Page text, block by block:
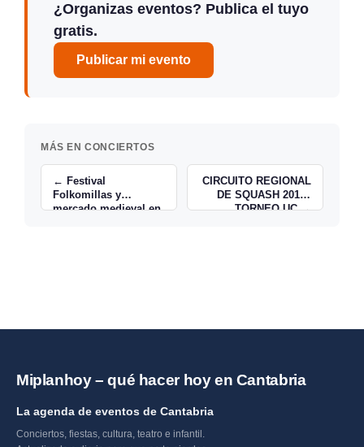
¿Organizas eventos? Publica el tuyo
gratis.
Publicar mi evento
MÁS EN CONCIERTOS
← Festival
Folkomillas y
mercado medieval en
CIRCUITO REGIONAL
DE SQUASH 2015”
TORNEO UC →
Miplanhoy – qué hacer hoy en Cantabria
La agenda de eventos de Cantabria
Conciertos, fiestas, cultura, teatro e infantil.